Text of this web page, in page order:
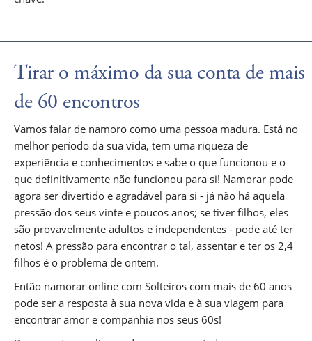
Tirar o máximo da sua conta de mais
de 60 encontros
Vamos falar de namoro como uma pessoa madura. Está no
melhor período da sua vida, tem uma riqueza de
experiência e conhecimentos e sabe o que funcionou e o
que definitivamente não funcionou para si! Namorar pode
agora ser divertido e agradável para si - já não há aquela
pressão dos seus vinte e poucos anos; se tiver filhos, eles
são provavelmente adultos e independentes - pode até ter
netos! A pressão para encontrar o tal, assentar e ter os 2,4
filhos é o problema de ontem.
Então namorar online com Solteiros com mais de 60 anos
pode ser a resposta à sua nova vida e à sua viagem para
encontrar amor e companhia nos seus 60s!